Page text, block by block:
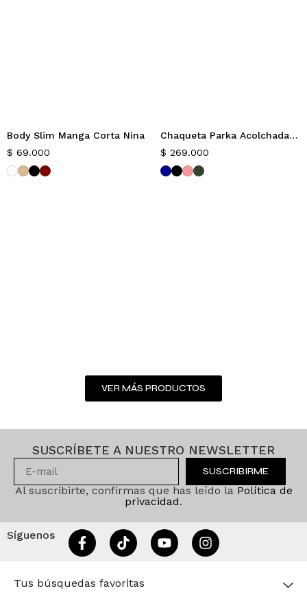
Nuevo
Body Slim Manga Corta Nina
$ 69.000
Nuevo
Chaqueta Parka Acolchada Slim Tainyx
$ 269.000
VER MÁS PRODUCTOS
SUSCRÍBETE A NUESTRO NEWSLETTER
SUSCRIBIRME
Al suscribirte, confirmas que has leído la Política de
privacidad.
Síguenos
Tus búsquedas favoritas